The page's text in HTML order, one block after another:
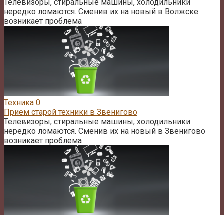
Телевизоры, стиральные машины, холодильники
нередко ломаются. Сменив их на новый в Волжске
возникает проблема
Техника 0
Прием старой техники в Звенигово
Телевизоры, стиральные машины, холодильники
нередко ломаются. Сменив их на новый в Звенигово
возникает проблема